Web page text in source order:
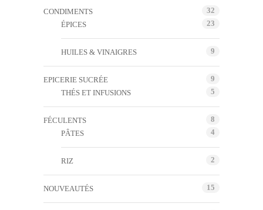
CONDIMENTS
32
ÉPICES
23
HUILES & VINAIGRES 9
EPICERIE SUCRÉE
9
THÉS ET INFUSIONS
5
FÉCULENTS
8
PÂTES
4
RIZ 2
NOUVEAUTÉS 15